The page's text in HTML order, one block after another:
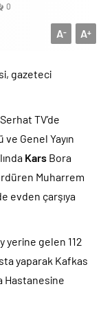
0
A+
A-
gazeteci
TV’de
Genel Yayın
Kars Bora
Muharrem
evden çarşıya
yerine gelen 112
yaparak Kafkas
Hastanesine